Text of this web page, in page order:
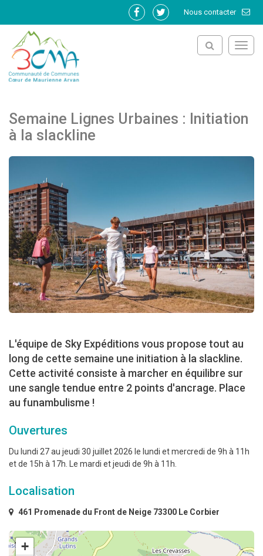
Nous contacter
Lien
Lien
Semaine Lignes Urbaines : Initiation
à la slackline
L'équipe de Sky Expéditions vous propose tout au
long de cette semaine une initiation à la slackline.
Cette activité consiste à marcher en équilibre sur
une sangle tendue entre 2 points d'ancrage. Place
au funambulisme !
Ouvertures
Du lundi 27 au jeudi 30 juillet 2026 le lundi et mercredi de 9h à 11h
et de 15h à 17h. Le mardi et jeudi de 9h à 11h.
Localisation
461 Promenade du Front de Neige 73300 Le Corbier
+